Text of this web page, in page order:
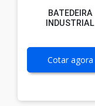
BATEDEIRA
INDUSTRIAL
Cotar agora